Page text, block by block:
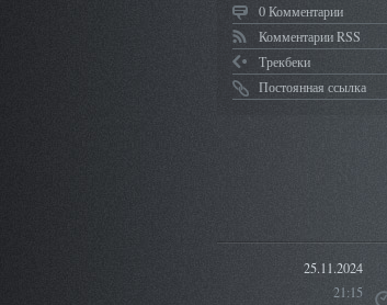
0 Комментарии
Комментарии RSS
Трекбеки
Постоянная ссылка
25.11.2024
21:15